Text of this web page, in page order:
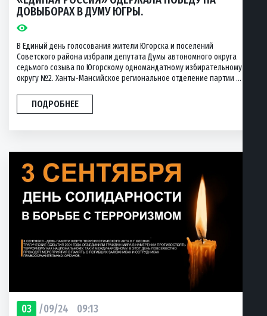
ДОВЫБОРАХ В ДУМУ ЮГРЫ.
В Единый день голосования жители Югорска и поселений
Советского района избрали депутата Думы автономного округа
седьмого созыва по Югорскому одномандатному избирательному
округу №2. Ханты-Мансийское региональное отделение партии ...
ПОДРОБНЕЕ
03 /09/24 09:13